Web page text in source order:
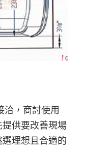
洽，商討使用
供要改善現場
理想且合適的